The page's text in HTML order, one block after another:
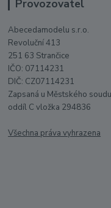
Provozovatel
Abecedamodelu s.r.o.
Revoluční 413
251 63 Strančice
IČO: 07114231
DIČ: CZ07114231
Zapsaná u Městského
oddíl C vložka 294836
Všechna práva vyhrazena